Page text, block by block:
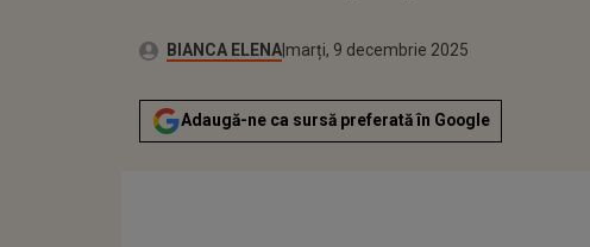
Autor:BIANCA ELENAPublicat:
marți, 9 decembrie 2025
Actualizat:
marți, 9 decembrie 2025
Adaugă-ne ca sursă preferată în Google